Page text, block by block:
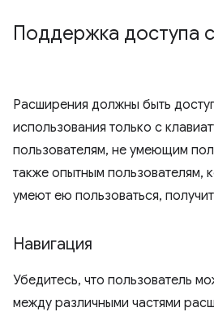
Поддержка доступа
Расширения должны быть
использования только с
пользователям, не умеющим
также опытным пользователям,
умеют ею пользоваться,
Навигация
Убедитесь, что пользователь
между различными частями